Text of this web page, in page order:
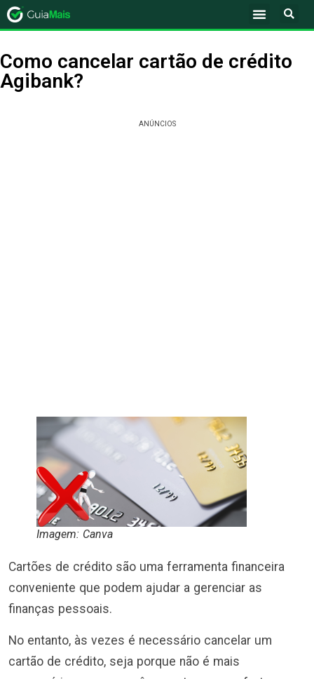
Como cancelar cartão de crédito
Agibank?
ANÚNCIOS
Imagem: Canva
Cartões de crédito são uma ferramenta financeira
conveniente que podem ajudar a gerenciar as
finanças pessoais.
No entanto, às vezes é necessário cancelar um
cartão de crédito, seja porque não é mais